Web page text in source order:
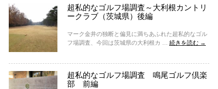
超私的なゴルフ場調査～大利根カントリ
ークラブ（茨城県）後編
マーク金井の独断と偏見に満ちあふれた超私的なゴル
フ場調査、今回は茨城県の大利根カ … 続きを読む →
超私的なゴルフ場調査 鳴尾ゴルフ倶楽
部 前編